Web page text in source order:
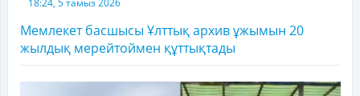
Мемлекет басшысы Ұлттық архив ұжымын 20
жылдық мерейтоймен құттықтады